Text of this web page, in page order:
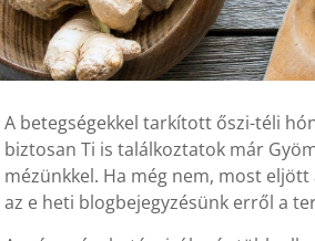
A betegségekkel tarkított őszi-téli
biztosan Ti is találkoztatok már
mézünkkel. Ha még nem, most eljött
az e heti blogbejegyzésünk erről a